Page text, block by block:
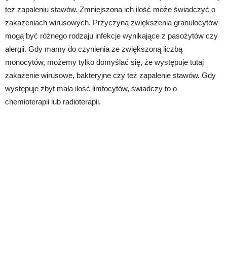
też zapaleniu stawów. Zmniejszona ich ilość może świadczyć o
zakażeniach wirusowych. Przyczyną zwiększenia granulocytów
mogą być różnego rodzaju infekcje wynikające z pasożytów czy
alergii. Gdy mamy do czynienia ze zwiększoną liczbą
monocytów, możemy tylko domyślać się, że występuje tutaj
zakażenie wirusowe, bakteryjne czy też zapalenie stawów. Gdy
występuje zbyt mała ilość limfocytów, świadczy to o
chemioterapii lub radioterapii.